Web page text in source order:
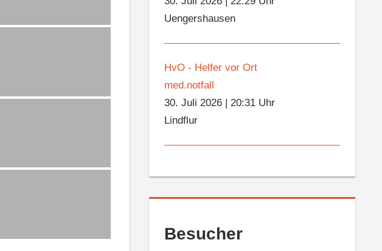
Uengershausen
HvO - Helfer vor Ort
med.notfall
30. Juli 2026 |20:31 Uhr
Lindflur
Besucher